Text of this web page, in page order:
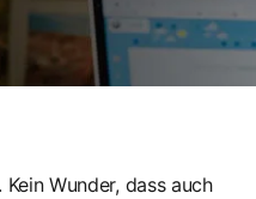
Wunder, dass auch